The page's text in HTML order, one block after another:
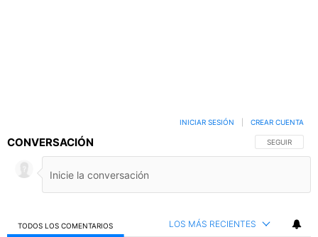
CONVERSACIÓN SIGA ESTA
SEGUIR
INICIAR SESIÓN CREAR CUENTA
TODOS LOS COMENTARIOS LOS MÁS RECIENTES